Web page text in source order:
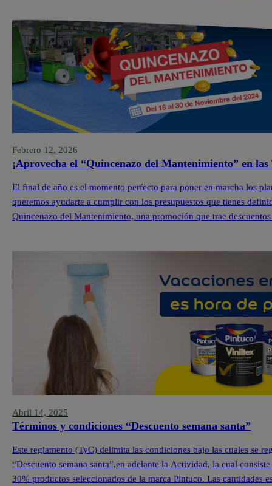
Febrero 12, 2026
¡Aprovecha el “Quincenazo del Mantenimiento” en
El final de año es el momento perfecto para poner en marcha los
queremos ayudarte a cumplir con los presupuestos que tienes
Quincenazo del Mantenimiento, una promoción que trae
Abril 14, 2025
Términos y condiciones “Descuento semana santa”
Este reglamento (TyC) delimita las condiciones bajo las cuales se
“Descuento semana santa”,en adelante la Actividad, la cual
30% productos seleccionados de la marca Pintuco. Las cantidades